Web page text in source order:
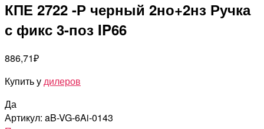
КПЕ 2722 -Р черный 2но+2нз Ручка
с фикс 3-поз IP66
886,71₽
Купить удилеров
Да
Артикул: aB-VG-6Ai-0143